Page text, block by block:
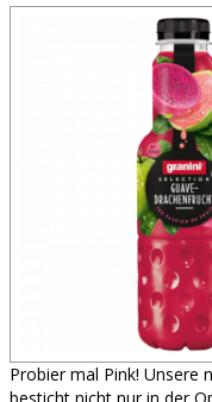
Probier mal Pink! Unsere